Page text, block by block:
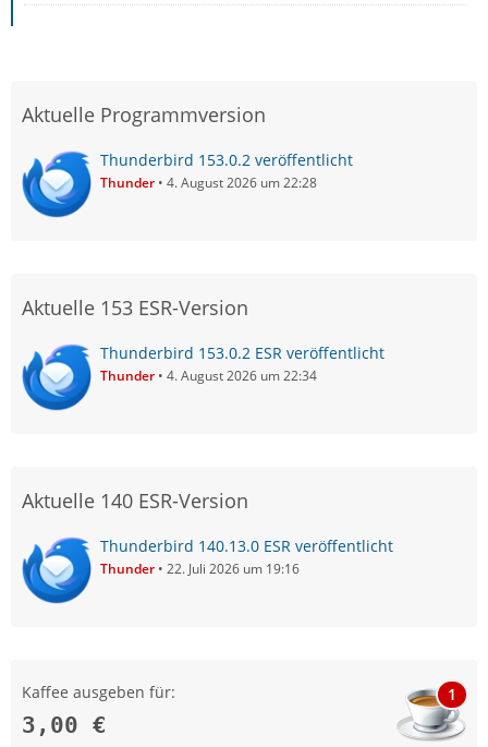
Aktuelle Programmversion
Thunderbird 153.0.2 veröffentlicht
Thunder 4. August 2026 um 22:28
Aktuelle 153 ESR-Version
Thunderbird 153.0.2 ESR veröffentlicht
Thunder 4. August 2026 um 22:34
Aktuelle 140 ESR-Version
Thunderbird 140.13.0 ESR veröffentlicht
Thunder 22. Juli 2026 um 19:16
Kaffee ausgeben für:
3,00 €
1